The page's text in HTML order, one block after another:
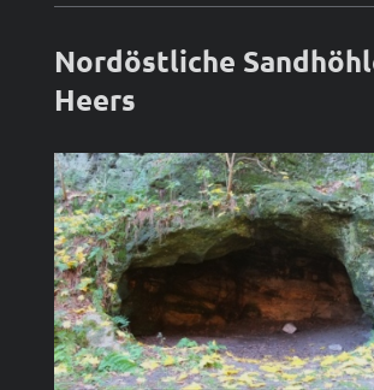
Nordöstliche
Heers